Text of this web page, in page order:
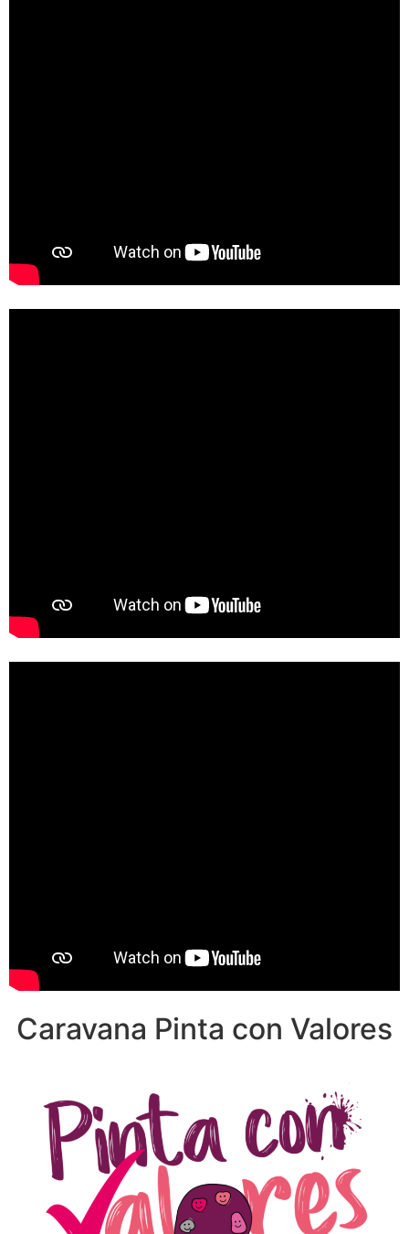
Caravana Pinta con Valores